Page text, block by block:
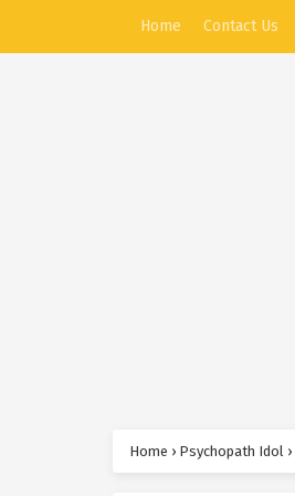
Home Contact Us
Home › Psychopath Idol ›